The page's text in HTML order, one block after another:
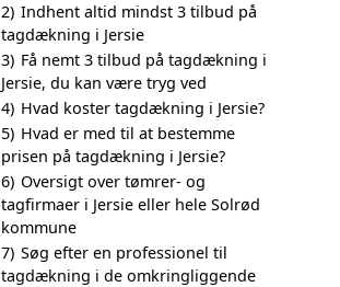
2) Indhent altid mindst 3 tilbud på
tagdækning i Jersie
3) Få nemt 3 tilbud på tagdækning i
Jersie, du kan være tryg ved
4) Hvad koster tagdækning i Jersie?
5) Hvad er med til at bestemme
prisen på tagdækning i Jersie?
6) Oversigt over tømrer- og
tagfirmaer i Jersie eller hele Solrød
kommune
7) Søg efter en professionel til
tagdækning i de omkringliggende